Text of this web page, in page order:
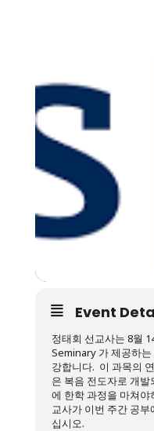
Event
정태회 선교사는 8월
Seminary 가 제공하
강합니다. 이 과목의
은 복음 전도자로 개
에 한학 과정을 마쳐
교사가 이번 주간 공
십시오.